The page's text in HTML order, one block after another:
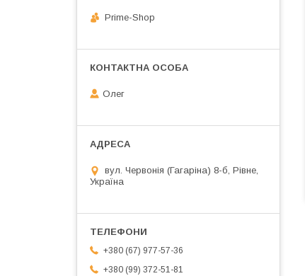
Prime-Shop
Олег
вул. Червонія (Гагаріна) 8-б, Рівне,
Україна
+380 (67) 977-57-36
+380 (99) 372-51-81